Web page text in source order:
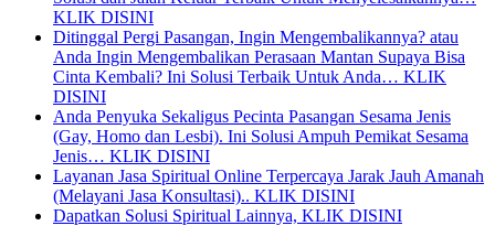
KLIK DISINI
Ditinggal Pergi Pasangan, Ingin Mengembalikannya? atau
Anda Ingin Mengembalikan Perasaan Mantan Supaya Bisa
Cinta Kembali? Ini Solusi Terbaik Untuk Anda… KLIK
DISINI
Anda Penyuka Sekaligus Pecinta Pasangan Sesama Jenis
(Gay, Homo dan Lesbi). Ini Solusi Ampuh Pemikat Sesama
Jenis… KLIK DISINI
Layanan Jasa Spiritual Online Terpercaya Jarak Jauh Amanah
(Melayani Jasa Konsultasi).. KLIK DISINI
Dapatkan Solusi Spiritual Lainnya, KLIK DISINI